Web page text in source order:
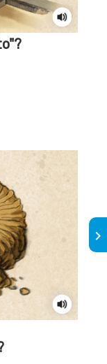
keyboard_arrow_right